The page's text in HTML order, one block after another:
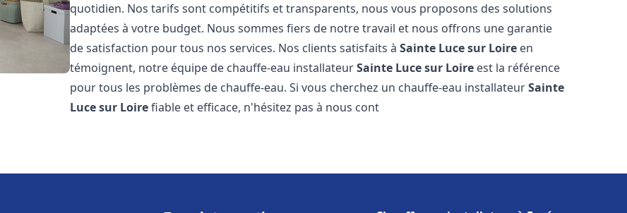
quotidien. Nos tarifs sont compétitifs et transparents, nous vous proposons des solutions
adaptées à votre budget. Nous sommes fiers de notre travail et nous offrons une garantie
de satisfaction pour tous nos services. Nos clients satisfaits àSainte Luce sur Loire en
témoignent, notre équipe de chauffe-eau installateurSainte Luce sur Loire est la référence
pour tous les problèmes de chauffe-eau. Si vous cherchez un chauffe-eau installateurSainte
Luce sur Loirefiable et efficace, n'hésitez pas à nous cont